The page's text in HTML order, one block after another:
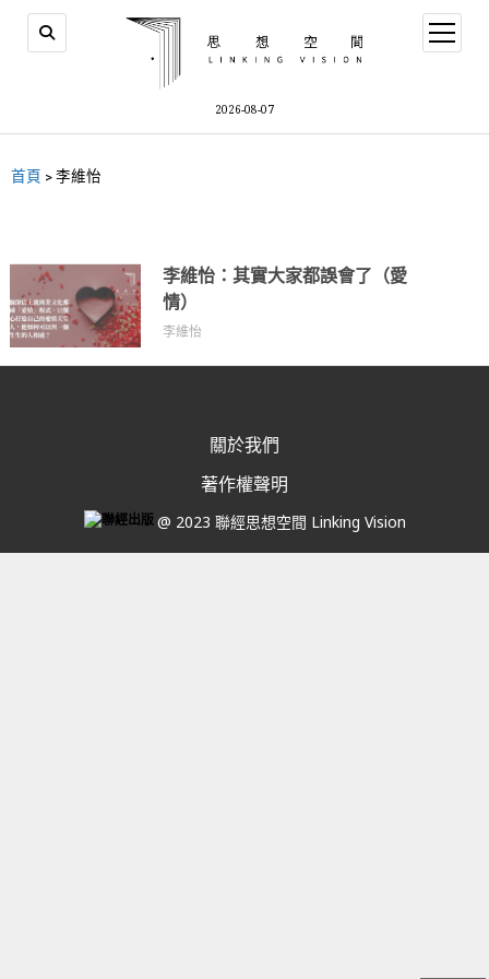
2026-08-07
首頁 >李維怡
李維怡：其實大家都誤會了（愛
情）
李維怡
關於我們
著作權聲明
@ 2023 聯經思想空間 Linking Vision